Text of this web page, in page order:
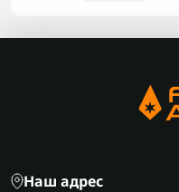
Наш адрес